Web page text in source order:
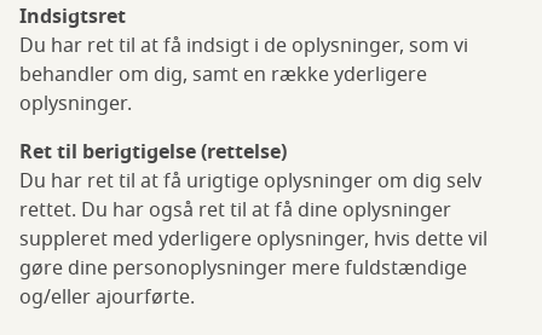
Indsigtsret
Du har ret til at få indsigt i de oplysninger, som vi
behandler om dig, samt en række yderligere
oplysninger.
Ret til berigtigelse (rettelse)
Du har ret til at få urigtige oplysninger om dig selv
rettet. Du har også ret til at få dine oplysninger
suppleret med yderligere oplysninger, hvis dette vil
gøre dine personoplysninger mere fuldstændige
og/eller ajourførte.